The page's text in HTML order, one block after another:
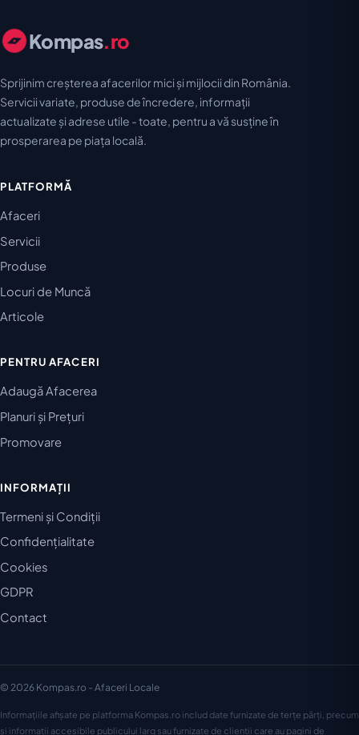
Kompas.ro
Sprijinim creșterea afacerilor mici și mijlocii din România.
Servicii variate, produse de încredere, informații
actualizate și adrese utile - toate, pentru a vă susține în
prosperarea pe piața locală.
PLATFORMĂ
Afaceri
Servicii
Produse
Locuri de Muncă
Articole
PENTRU AFACERI
Adaugă Afacerea
Planuri și Prețuri
Promovare
INFORMAȚII
Termeni și Condiții
Confidențialitate
Cookies
GDPR
Contact
© 2026 Kompas.ro - Afaceri Locale
Informațiile afișate pe platforma Kompas.ro includ date furnizate de terțe părți, precum
și informații accesibile publicului larg sau furnizate de clienții care au pagini de